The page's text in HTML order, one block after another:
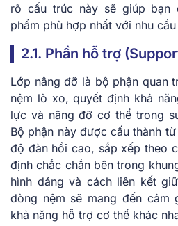
rõ cấu trúc này sẽ giúp bạn
phẩm phù hợp nhất với nhu
2.1. Phần hỗ trợ
Lớp nâng đỡ là bộ phận quan
nệm lò xo, quyết định khả
lực và nâng đỡ cơ thể trong
Bộ phận này được cấu thành
độ đàn hồi cao, sắp xếp theo
định chắc chắn bên trong
hình dáng và cách liên kết
dòng nệm sẽ mang đến cảm
khả năng hỗ trợ cơ thể khác